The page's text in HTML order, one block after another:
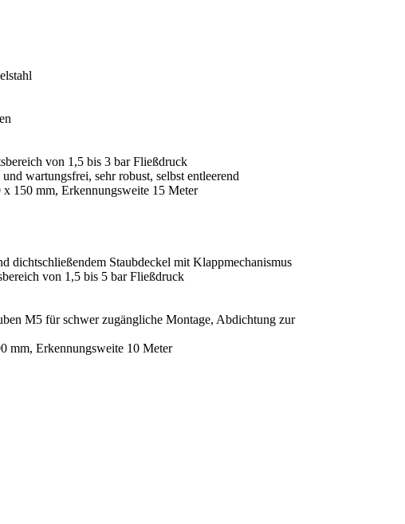
von 1,5 bis 3 bar Fließdruck
wartungsfrei, sehr robust, selbst entleerend
150 mm, Erkennungsweite 15 Meter
dichtschließendem Staubdeckel mit Klappmechanismus
von 1,5 bis 5 bar Fließdruck
M5 für schwer zugängliche Montage, Abdichtung zur
mm, Erkennungsweite 10 Meter